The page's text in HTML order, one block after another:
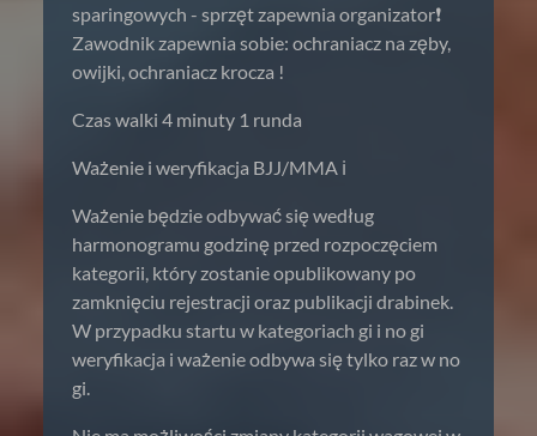
sparingowych - sprzęt zapewnia organizator❗️
Zawodnik zapewnia sobie: ochraniacz na zęby,
owijki, ochraniacz krocza !
Czas walki 4 minuty 1 runda
Ważenie i weryfikacja BJJ/MMA ℹ️
Ważenie będzie odbywać się według
harmonogramu godzinę przed rozpoczęciem
kategorii, który zostanie opublikowany po
zamknięciu rejestracji oraz publikacji drabinek.
W przypadku startu w kategoriach gi i no gi
weryfikacja i ważenie odbywa się tylko raz w no
gi.